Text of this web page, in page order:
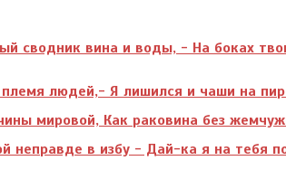
вина и воды, - На боках
людей,- Я лишился и чаши на
мировой, Как раковина без
в избу - Дай-ка я на тебя